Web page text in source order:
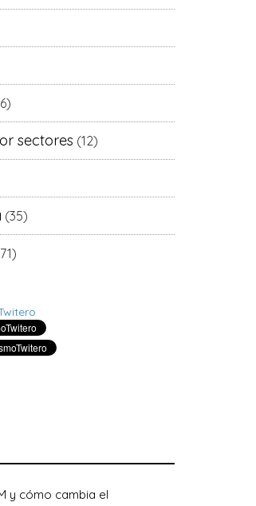
sectores (12)
(35)
y cómo cambia el